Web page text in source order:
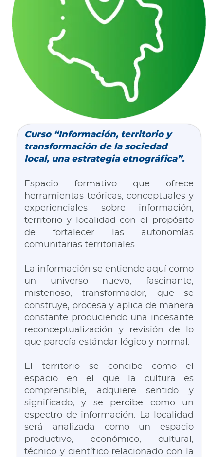
Curso “Información, territorio y
transformación de la sociedad
local, una estrategia etnográfica”.
Espacio formativo que ofrece
herramientas teóricas, conceptuales y
experienciales sobre información,
territorio y localidad con el propósito
de fortalecer las autonomías
comunitarias territoriales.
La información se entiende aquí como
un universo nuevo, fascinante,
misterioso, transformador, que se
construye, procesa y aplica de manera
constante produciendo una incesante
reconceptualización y revisión de lo
que parecía estándar lógico y normal.
El territorio se concibe como el
espacio en el que la cultura es
comprensible, adquiere sentido y
significado, y se percibe como un
espectro de información. La localidad
será analizada como un espacio
productivo, económico, cultural,
técnico y científico relacionado con la